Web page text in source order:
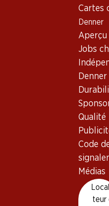
Cartes
Denner
Aperçu
Jobs
Denner
Qualité
Code
Médias
teur
Haut
Restez au courant grâce à